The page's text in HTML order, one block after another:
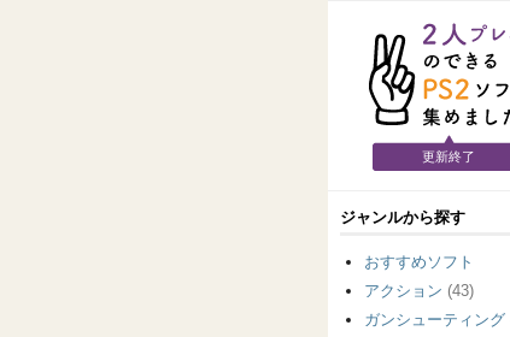
更新終了
ジャンルから探す
おすすめソフト
アクション (43)
ガンシューティング